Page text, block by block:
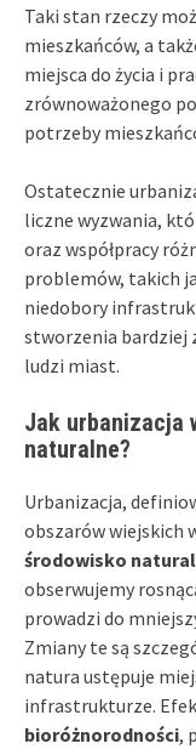
Taki stan rzeczy
mieszkańców, a
miejsca do życia i
zrównoważonego
potrzeby
Ostatecznie
liczne wyzwania,
oraz współpracy
problemów, takich
niedobory
stworzenia bardziej
ludzi miast.
Jak urbanizacja
naturalne?
Urbanizacja,
obszarów wiejskich
środowisko
obserwujemy
prowadzi do
Zmiany te są
natura ustępuje
infrastrukturze.
bioróżnorodności,